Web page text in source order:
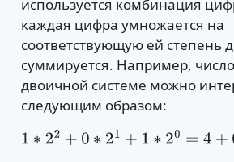
используется комбинация
каждая цифра умножается на
соответствующую ей степень
суммируется. Например, число
двоичной системе можно
следующим образом:
1 ∗22+ 0∗2 1+1∗20= 4+0+ 1= 5